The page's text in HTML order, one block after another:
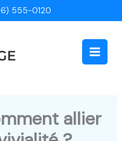
555-0120
Main
allier